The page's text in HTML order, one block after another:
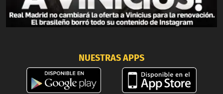
NUESTRAS APPS